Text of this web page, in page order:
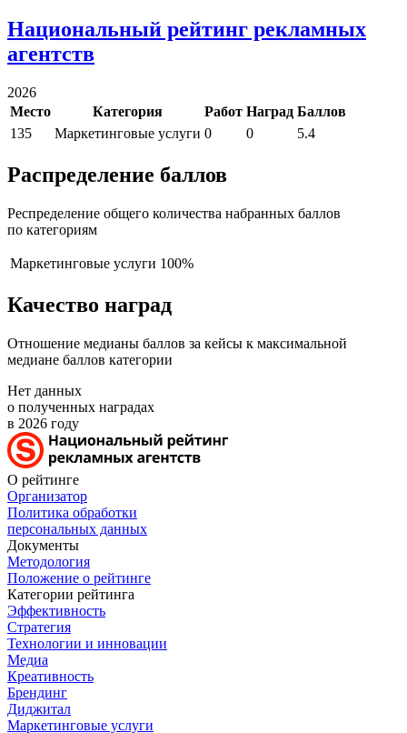
Национальный рейтинг рекламных
агентств
2026
Место
Категория Работ Наград Баллов
135
Маркетинговые услуги 0 0 5.4
Распределение баллов
Респределение общего количества набранных баллов
по категориям
Маркетинговые услуги 100%
Качество наград
Отношение медианы баллов за кейсы к максимальной
медиане баллов категории
Нет данных
о полученных наградах
в 2026 году
О рейтинге
Организатор
Политика обработки
персональных данных
Документы
Методология
Положение о рейтинге
Категории рейтинга
Эффективность
Стратегия
Технологии и инновации
Медиа
Креативность
Брендинг
Диджитал
Маркетинговые услуги